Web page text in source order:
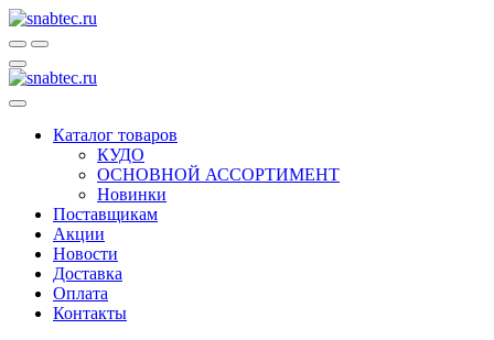
Каталог товаров
КУДО
ОСНОВНОЙ АССОРТИМЕНТ
Новинки
Поставщикам
Акции
Новости
Доставка
Оплата
Контакты